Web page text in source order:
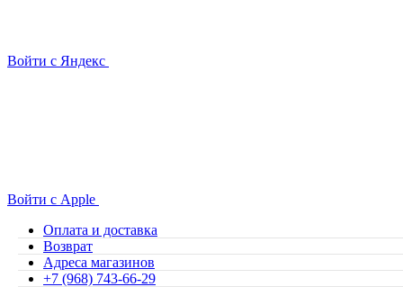
Войти с Яндекс
Войти с Apple
Оплата и доставка
Возврат
Адреса магазинов
+7 (968) 743-66-29